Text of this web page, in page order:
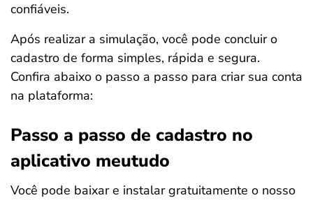
confiáveis.
Após realizar a simulação, você pode concluir o
cadastro de forma simples, rápida e segura.
Confira abaixo o passo a passo para criar sua conta
na plataforma:
Passo a passo de cadastro no
aplicativo meutudo
Você pode baixar e instalar gratuitamente o nosso